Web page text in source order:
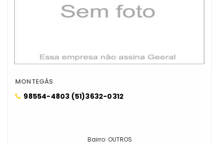
MONTEGÁS
98554-4803 (51)3632-0312
Bairro: OUTROS